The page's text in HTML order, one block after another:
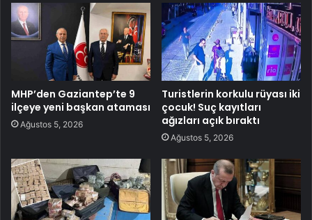
MHP’den Gaziantep’te 9
ilçeye yeni başkan ataması
Ağustos 5, 2026
Turistlerin korkulu rüyası iki
çocuk! Suç kayıtları
ağızları açık bıraktı
Ağustos 5, 2026